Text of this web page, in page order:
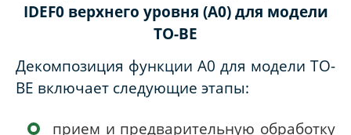
IDEF0 верхнего уровня (A0) для модели
TO-BE
Декомпозиция функции A0 для модели TO-
BE включает следующие этапы:
прием и предварительную обработку